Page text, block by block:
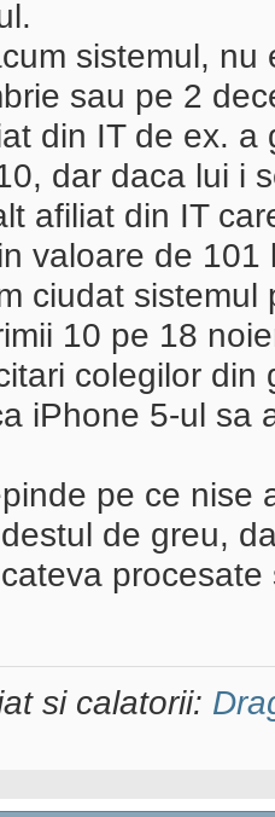
sistemul,
sau pe 2
din IT de ex.
dar daca lui i
afiliat din IT
valoare de
ciudat
10 pe 18
colegilor
iPhone 5-ul sa
pe ce nise
de greu,
si calatorii: